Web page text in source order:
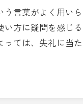
言葉がよく用いら
方に疑問を感じる
ては、失礼に当た